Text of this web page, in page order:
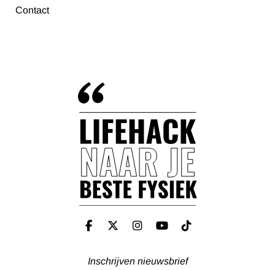
Inschrijven nieuwsbrief
Contact